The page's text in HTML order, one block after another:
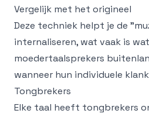
Vergelijk met het origineel
Deze techniek helpt je de
internaliseren, wat vaak is
moedertaalsprekers
wanneer hun individuele
Tongbrekers
Elke taal heeft tongbrekers